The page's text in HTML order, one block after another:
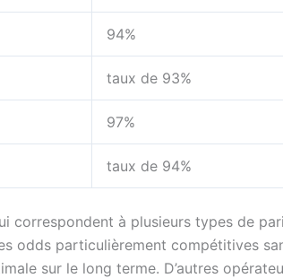
94%
taux de 93%
97%
taux de 94%
à plusieurs types de
odds particulièrement compétitives
sur le long terme. D’autres